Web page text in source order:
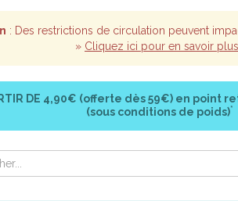
: Des restrictions de circulation peuvent
» Cliquez ici pour en savoir plus
DE 4,90€ (offerte dès 59€) en point
(sous conditions de poids)*